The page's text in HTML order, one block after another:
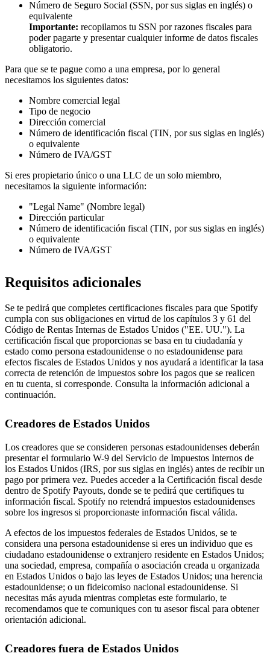
Número de Seguro Social (SSN, por sus siglas en inglés) o
equivalente
Importante: recopilamos tu SSN por razones fiscales para
poder pagarte y presentar cualquier informe de datos fiscales
obligatorio.
Para que se te pague como a una empresa, por lo general
necesitamos los siguientes datos:
Nombre comercial legal
Tipo de negocio
Dirección comercial
Número de identificación fiscal (TIN, por sus siglas en inglés)
o equivalente
Número de IVA/GST
Si eres propietario único o una LLC de un solo miembro,
necesitamos la siguiente información:
"Legal Name" (Nombre legal)
Dirección particular
Número de identificación fiscal (TIN, por sus siglas en inglés)
o equivalente
Número de IVA/GST
Requisitos adicionales
Se te pedirá que completes certificaciones fiscales para que Spotify
cumpla con sus obligaciones en virtud de los capítulos 3 y 61 del
Código de Rentas Internas de Estados Unidos ("EE. UU."). La
certificación fiscal que proporcionas se basa en tu ciudadanía y
estado como persona estadounidense o no estadounidense para
efectos fiscales de Estados Unidos y nos ayudará a identificar la tasa
correcta de retención de impuestos sobre los pagos que se realicen
en tu cuenta, si corresponde. Consulta la información adicional a
continuación.
Creadores de Estados Unidos
Los creadores que se consideren personas estadounidenses deberán
presentar el formulario W-9 del Servicio de Impuestos Internos de
los Estados Unidos (IRS, por sus siglas en inglés) antes de recibir un
pago por primera vez. Puedes acceder a la Certificación fiscal desde
dentro de Spotify Payouts, donde se te pedirá que certifiques tu
información fiscal. Spotify no retendrá impuestos estadounidenses
sobre los ingresos si proporcionaste información fiscal válida.
A efectos de los impuestos federales de Estados Unidos, se te
considera una persona estadounidense si eres un individuo que es
ciudadano estadounidense o extranjero residente en Estados Unidos;
una sociedad, empresa, compañía o asociación creada u organizada
en Estados Unidos o bajo las leyes de Estados Unidos; una herencia
estadounidense; o un fideicomiso nacional estadounidense. Si
necesitas más ayuda mientras completas este formulario, te
recomendamos que te comuniques con tu asesor fiscal para obtener
orientación adicional.
Creadores fuera de Estados Unidos